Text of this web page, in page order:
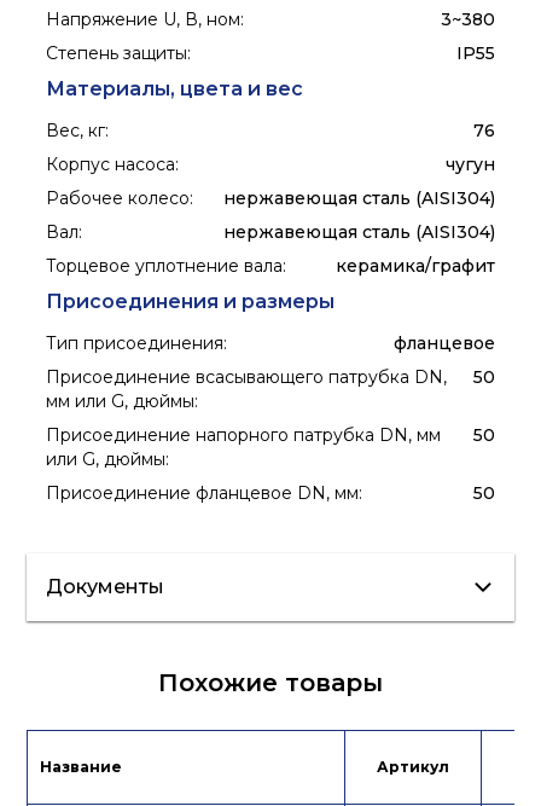
Напряжение U, В, ном:
3~380
Степень защиты: IP55
Материалы, цвета и вес
Вес, кг:
76
Корпус насоса:
чугун
Рабочее колесо:
нержавеющая сталь (AISI304)
Вал:
нержавеющая сталь (AISI304)
Торцевое уплотнение вала: керамика/графит
Присоединения и размеры
Тип присоединения:
фланцевое
Присоединение всасывающего патрубка DN,
мм или G, дюймы:
50
Присоединение напорного патрубка DN, мм
или G, дюймы:
50
Присоединение фланцевое DN, мм: 50
Документы
Декларация
Лист данных Инструкция
Похожие товары
Название Артикул